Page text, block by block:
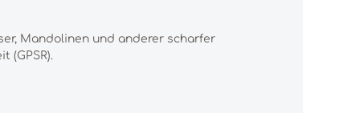
Mandolinen und anderer scharfer
(GPSR).